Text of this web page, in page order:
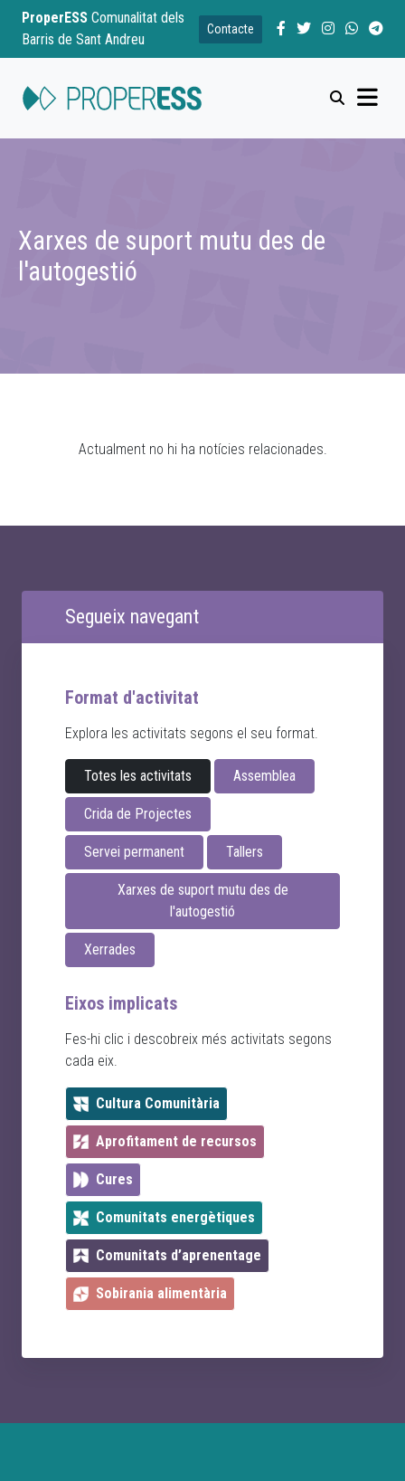
ProperESS Comunalitat dels
Barris de Sant Andreu
Contacte
Xarxes de suport mutu des de
l'autogestió
Actualment no hi ha notícies relacionades.
Segueix navegant
Format d'activitat
Explora les activitats segons el seu format.
Totes les activitats Assemblea
Crida de Projectes
Servei permanent Tallers
Xarxes de suport mutu des de
l'autogestió
Xerrades
Eixos implicats
Fes-hi clic i descobreix més activitats segons
cada eix.
Cultura Comunitària
Aprofitament de recursos
Cures
Comunitats energètiques
Comunitats d’aprenentage
Sobirania alimentària